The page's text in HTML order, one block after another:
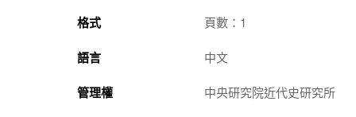
格式 頁數：1
語言 中文
管理權 中央研究院近代史研究所